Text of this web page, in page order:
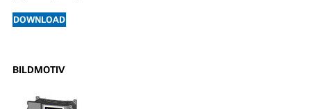
DOWNLOAD
BILDMOTIV